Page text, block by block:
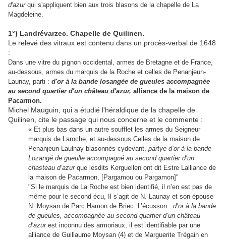
d'azur qui s'appliquent bien aux trois blasons de la chapelle de La
Magdeleine.
.
1°) Landrévarzec. Chapelle de Quilinen.
Le relevé des vitraux est contenu dans un procès-verbal de 1648
:
Dans une vitre du pignon occidental, armes de Bretagne et de France,
au-dessous, armes du marquis de la Roche et celles de Penanjeun-
Launay, parti : d'or à la bande losangée de gueules accompagnée
au second quartier d'un château d'azur, alliance de la maison de
Pacarmon.
Michel Mauguin, qui a étudié l'héraldique de la chapelle de
Quilinen, cite le passage qui nous concerne et le commente :
« Et plus bas dans un autre soufflet les armes du Seigneur
marquis de Laroche, et au-dessous Celles de la maison de
Penanjeun Laulnay blasonnés cydevant, partye d’or à la bande
Lozangé de gueulle accompagné au second quartier d’un
chasteau d’azur que lesdits Kerguellen ont dit Estre Lalliance de
la maison de Pacarmon, [Pargamou ou Pargamon]"
"Si le marquis de La Roche est bien identifié, il n’en est pas de
même pour le second écu, Il s’agit de N. Launay et son épouse
N. Moysan de Parc Hamon de Briec. L’écusson : d’or à la bande
de gueules, accompagnée au second quartier d’un château
d’azurest inconnu des armoriaux, il est identifiable par une
alliance de Guillaume Moysan (4) et de Marguerite Trégain en